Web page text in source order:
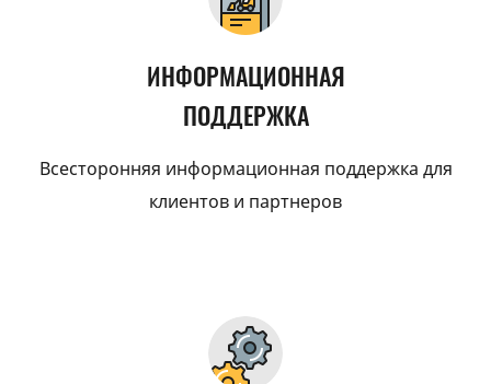
ИНФОРМАЦИОННАЯ
ПОДДЕРЖКА
Всесторонняя информационная поддержка для
клиентов и партнеров